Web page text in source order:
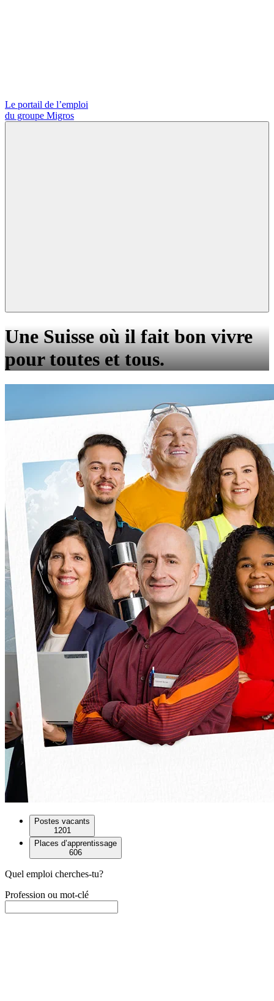
Le portail de l’emploi
du groupe Migros
Une Suisse où il fait bon vivre
pour toutes et tous.
Postes vacants
1201
Places d’apprentissage
606
Quel emploi cherches-tu?
Profession ou mot-clé